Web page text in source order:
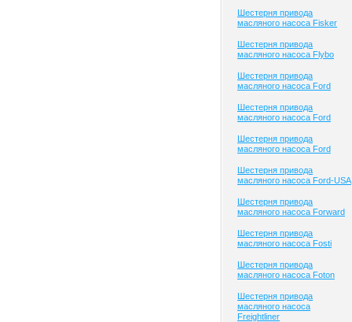
Шестерня привода
масляного насоса Fisker
Шестерня привода
масляного насоса Flybo
Шестерня привода
масляного насоса Ford
Шестерня привода
масляного насоса Ford
Шестерня привода
масляного насоса Ford
Шестерня привода
масляного насоса Ford-USA
Шестерня привода
масляного насоса Forward
Шестерня привода
масляного насоса Fosti
Шестерня привода
масляного насоса Foton
Шестерня привода
масляного насоса
Freightliner